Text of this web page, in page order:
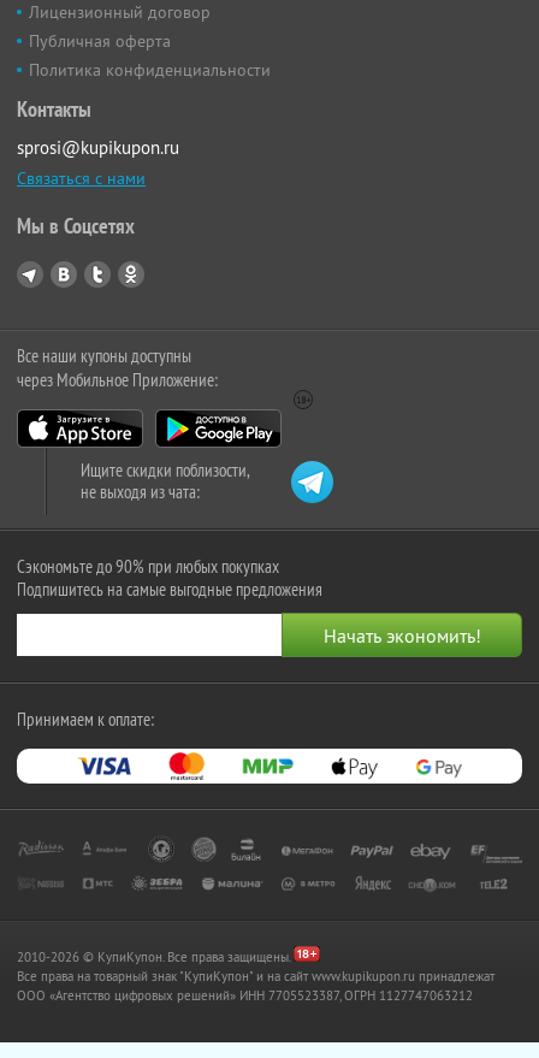
Лицензионный договор
Публичная оферта
Политика конфиденциальности
Контакты
sprosi@kupikupon.ru
Связаться с нами
Мы в Соцсетях
Все наши купоны доступны
через Мобильное Приложение:
Ищите скидки поблизости,
не выходя из чата:
Сэкономьте до 90% при любых покупках
Подпишитесь на самые выгодные предложения
Принимаем к оплате:
2010-2026 © КупиКупон. Все права защищены.
Все права на товарный знак "КупиКупон" и на сайт www.kupikupon.ru принадлежат
OOO «Агентство цифровых решений» ИНН 7705523387, ОГРН 1127747063212